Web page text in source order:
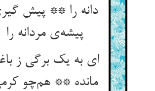
دانه را ** پیش
پیشه‌ی مردانه را
ای به یک برگی ز
مانده ** هم‌چو